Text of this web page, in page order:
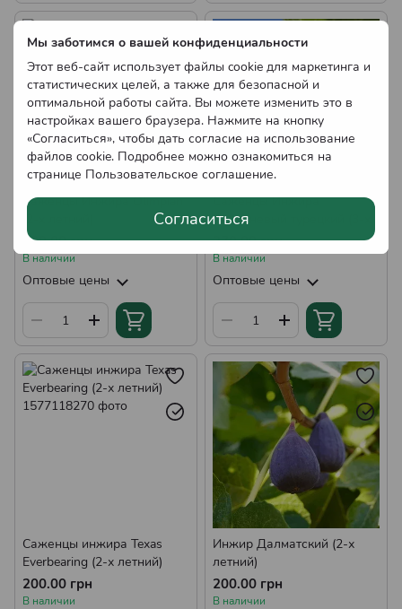
Мы заботимся о вашей конфиденциальности
Этот веб-сайт использует файлы cookie для маркетинга и
статистических целей, а также для безопасной и
оптимальной работы сайта. Вы можете изменить это в
настройках вашего браузера. Нажмите на кнопку
«Согласиться», чтобы дать согласие на использование
файлов cookie. Подробнее можно ознакомиться на
странице Пользовательское соглашение.
Согласиться
Саженцы Инжира Olimpian
200.00 грн
В наличии
Оптовые цены
Саженцы Инжира
Коричневый турецкий (3-х
летний)
270.00 грн
В наличии
Оптовые цены
Саженцы инжира Texas
Everbearing (2-х летний)
200.00 грн
В наличии
Инжир Далматский (2-х
летний)
200.00 грн
В наличии